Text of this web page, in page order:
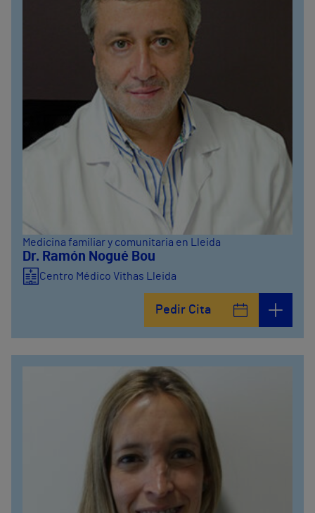
Medicina familiar y comunitaria en Lleida
Dr. Ramón Nogué Bou
Centro Médico Vithas Lleida
Pedir Cita